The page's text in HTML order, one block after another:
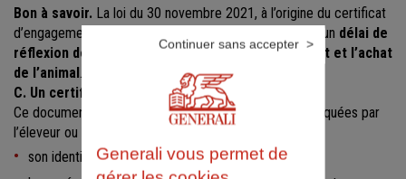
Bon à savoir. La loi du 30 novembre 2021, à l’origine du certificat
d’engagement et de connaissance, impose également un délai de
réflexion de 7 jours
entre la signature du certificat et l’achat
de l’animal.
C. Un certificat vétérinaire
Ce document, établi à partir des informations communiquées par
l’éleveur ou le vendeur, doit notamment contenir :
son identité, adresse et sa raison sociale ;
Generali vous permet de
Continuer sans accepter